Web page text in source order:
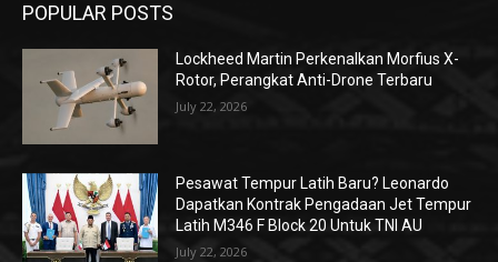
POPULAR POSTS
Lockheed Martin Perkenalkan Morfius X-
Rotor, Perangkat Anti-Drone Terbaru
July 22, 2026
Pesawat Tempur Latih Baru? Leonardo
Dapatkan Kontrak Pengadaan Jet Tempur
Latih M346 F Block 20 Untuk TNI AU
July 22, 2026